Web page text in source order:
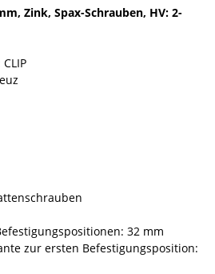
Zink, Spax-Schrauben, HV: 2-
32 mm
zur ersten Befestigungsposition: